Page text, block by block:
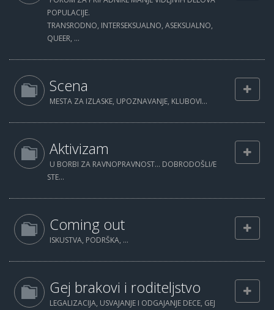
POPULACIJE.
TRANSRODNO, INTERSEKSUALNO, ASEKSUALNO,
QUEER, ...
Scena
MESTA ZA IZLASKE, UPOZNAVANJE, KLUBOVI...
Aktivizam
U BORBI ZA RAVNOPRAVNOST... DOBRODOŠLI/E
STE...
Coming out
ISKUSTVA, PODRŠKA, ...
Gej brakovi i roditeljstvo
LEGALIZACIJA, USVAJANJE I ODGAJANJE DECE, GEJ